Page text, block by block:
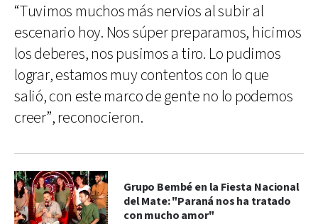
“Tuvimos muchos más nervios al subir al
escenario hoy. Nos súper preparamos, hicimos
los deberes, nos pusimos a tiro. Lo pudimos
lograr, estamos muy contentos con lo que
salió, con este marco de gente no lo podemos
creer”, reconocieron.
Grupo Bembé en la Fiesta Nacional
del Mate: "Paraná nos ha tratado
con mucho amor"